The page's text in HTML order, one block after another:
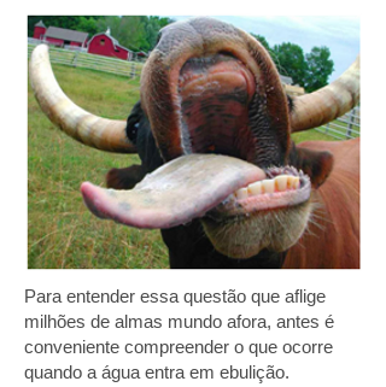
Para entender essa questão que aflige
milhões de almas mundo afora, antes é
conveniente compreender o que ocorre
quando a água entra em ebulição.